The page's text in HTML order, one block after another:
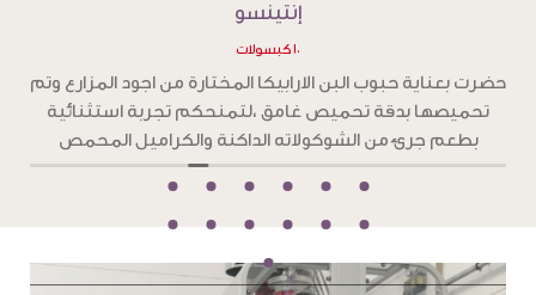
إنتينسو
١٠ كبسولات
حضرت بعناية حبوب البن الارابيكا المختارة من اجود المزارع وتم
تحميصها بدقة تحميص غامق ،لتمنحكم تجربة استثنائية
بطعم جرئ من الشوكولاته الداكنة والكراميل المحمص